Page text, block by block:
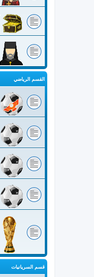
القسم الرياضي
قسم السريانيات